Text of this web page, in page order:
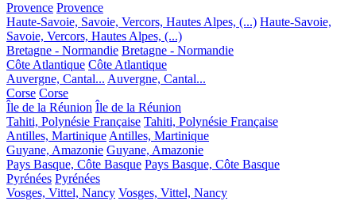
Provence Provence
Haute-Savoie, Savoie, Vercors, Hautes Alpes, (...) Haute-Savoie,
Savoie, Vercors, Hautes Alpes, (...)
Bretagne - Normandie Bretagne - Normandie
Côte Atlantique Côte Atlantique
Auvergne, Cantal... Auvergne, Cantal...
Corse Corse
Île de la Réunion Île de la Réunion
Tahiti, Polynésie Française Tahiti, Polynésie Française
Antilles, MartiniqueAntilles, Martinique
Guyane, Amazonie Guyane, Amazonie
Pays Basque, Côte Basque Pays Basque, Côte Basque
Pyrénées Pyrénées
Vosges, Vittel, Nancy Vosges, Vittel, Nancy